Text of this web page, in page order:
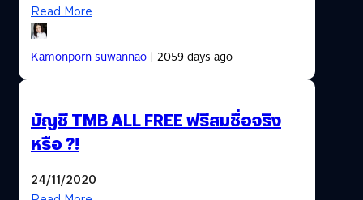
Read More
Kamonporn suwannao| 2059 days ago
บัญชี TMB ALL FREE ฟรีสมชื่อจริง
หรือ ?!
24/11/2020